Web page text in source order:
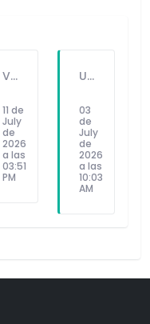
VILLA EL SALVADOR: EL ALCALDE GUIDO IÑIGO PERALTA PRIORIZÓ CONCIERTO DE SOMOS PERÚ Y NO ASISTIÓ AL DESFILE ESCOLAR CÍVICO CULTURAL 2026
11 de
July
de
2026
a las
03:51
PM
UNIVERSIDAD SEÑOR DE SIPÁN PRESENTÓ ROBOT HUMANOIDE DE ÚLTIMA GENERACIÓN PARA FORTALECER LA INVESTIGACIÓN Y LA FORMACIÓN ACADÉMICA
03
de
July
de
2026
a las
10:03
AM